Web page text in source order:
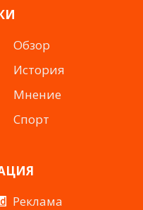
Обзор
История
Мнение
Спорт
Реклама